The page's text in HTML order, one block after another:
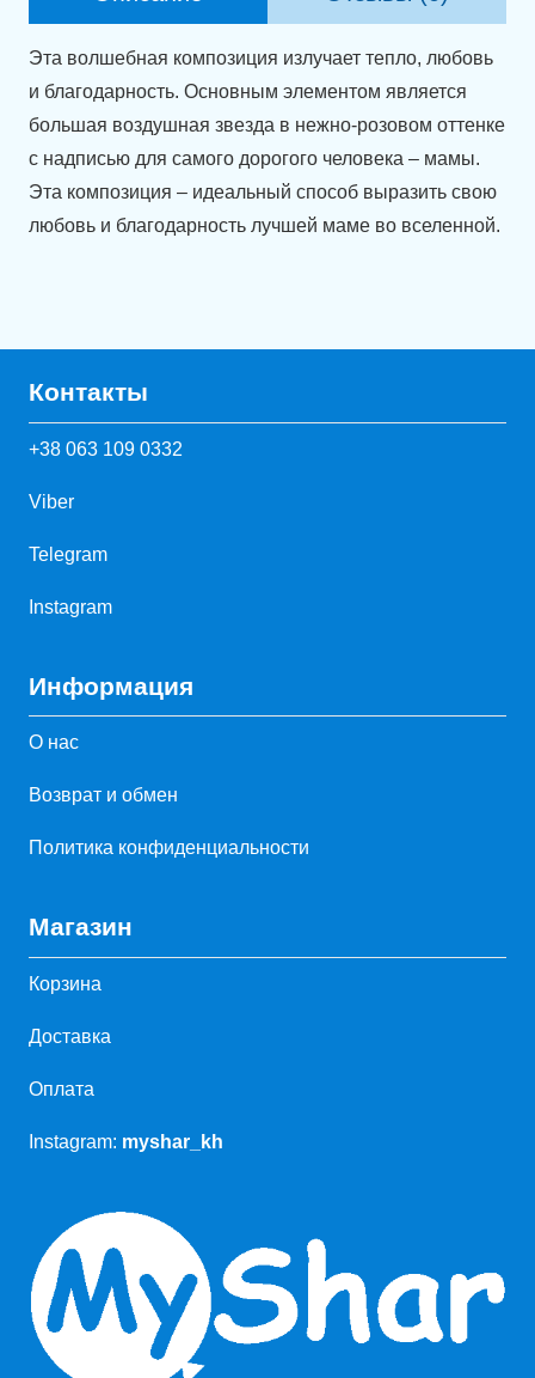
нежность
для
лучшей
мамы"
Эта волшебная композиция излучает тепло, любовь
и благодарность. Основным элементом является
большая воздушная звезда в нежно-розовом оттенке
с надписью для самого дорогого человека – мамы.
Эта композиция – идеальный способ выразить свою
любовь и благодарность лучшей маме во вселенной.
Контакты
+38 063 109 0332
Viber
Telegram
Instagram
Информация
О нас
Возврат и обмен
Политика конфиденциальности
Магазин
Корзина
Доставка
Оплата
Instagram: myshar_kh